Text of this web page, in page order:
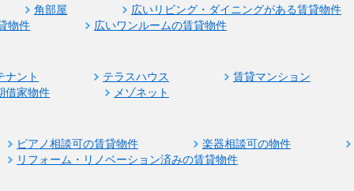
角部屋
広いリビング・ダイニングがある賃貸物件
物件
広いワンルームの賃貸物件
ナント テラスハウス
賃貸マンション
借家物件
メゾネット
ピアノ相談可の賃貸物件
楽器相談可の物件
リフォーム・リノベーション済みの賃貸物件